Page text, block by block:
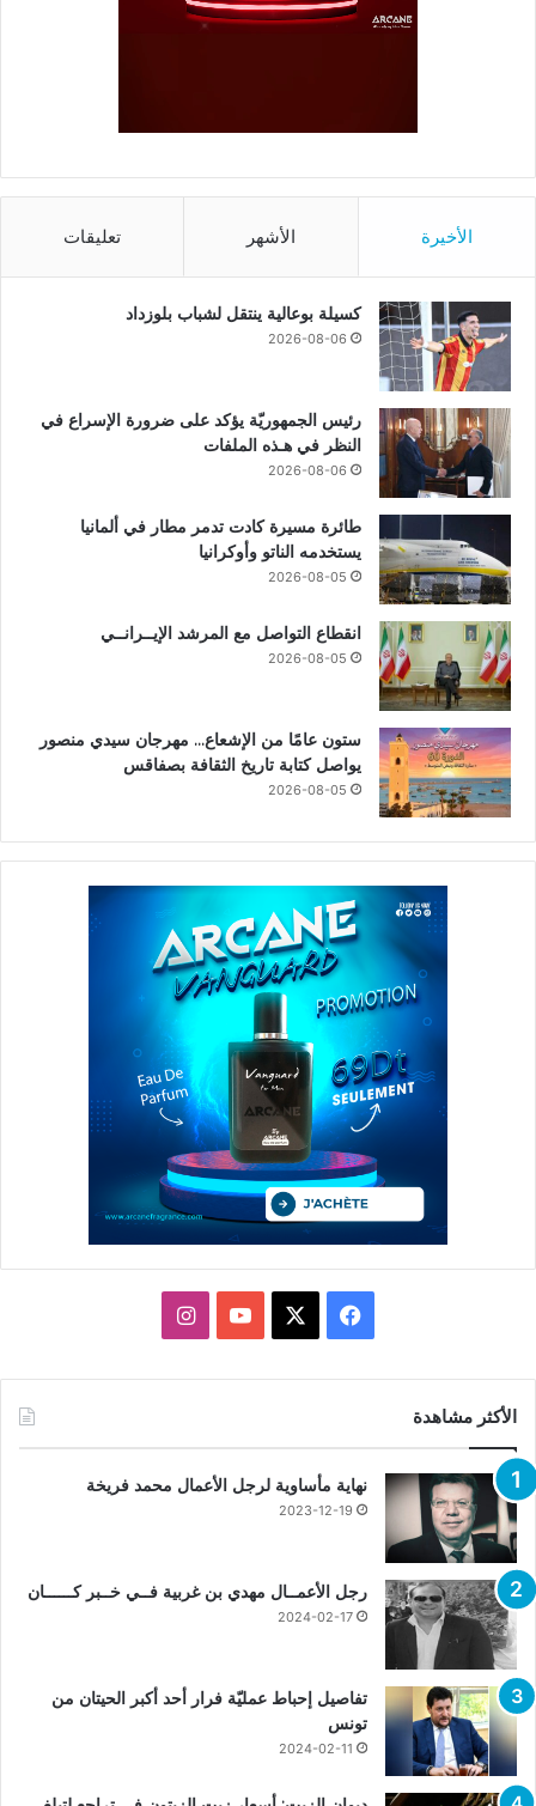
الأخيرة الأشهر تعليقات
كسيلة بوعالية ينتقل لشباب بلوزداد
2026-08-06
رئيس الجمهوريّة يؤكد على ضرورة الإسراع في
النظر في هـذه الملفات
2026-08-06
طائرة مسيرة كادت تدمر مطار في ألمانيا
يستخدمه الناتو وأوكرانيا
2026-08-05
انقطاع التواصل مع المرشد الإيــرانــي
2026-08-05
ستون عامًا من الإشعاع… مهرجان سيدي منصور
يواصل كتابة تاريخ الثقافة بصفاقس
2026-08-05
فيسبوك يوتيوبانستقرام
الأكثر مشاهدة
نهاية مأساوية لرجل الأعمال محمد فريخة
2023-12-19
رجل الأعمــال مهدي بن غربية فــي خــبر كــــــان
2024-02-17
تفاصيل إحباط عمليّة فرار أحد أكبر الحيتان من
تونس
2024-02-11